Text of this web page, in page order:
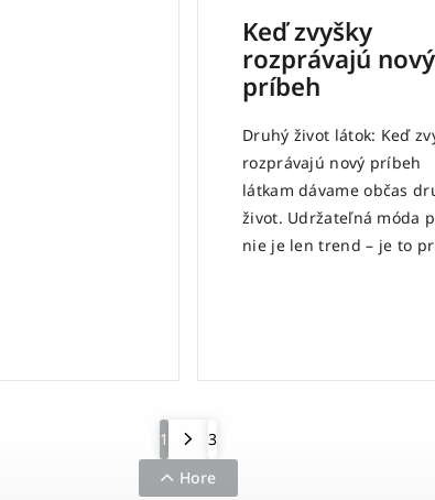
Keď zvyšky
rozprávajú nový
príbeh
Druhý život látok: Keď
rozprávajú nový príbeh
látkam dávame občas
život. Udržateľná móda
nie je len trend – je to
1
3
Hore